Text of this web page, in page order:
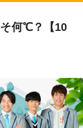
何℃？【10